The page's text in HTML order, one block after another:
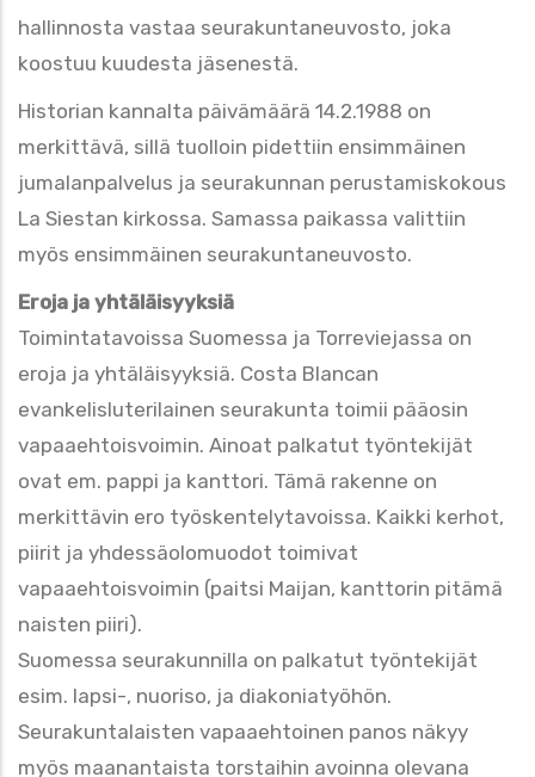
hallinnosta vastaa seurakuntaneuvosto, joka
koostuu kuudesta jäsenestä.
Historian kannalta päivämäärä 14.2.1988 on
merkittävä, sillä tuolloin pidettiin ensimmäinen
jumalanpalvelus ja seurakunnan perustamiskokous
La Siestan kirkossa. Samassa paikassa valittiin
myös ensimmäinen seurakuntaneuvosto.
Eroja ja yhtäläisyyksiä
Toimintatavoissa Suomessa ja Torreviejassa on
eroja ja yhtäläisyyksiä. Costa Blancan
evankelisluterilainen seurakunta toimii pääosin
vapaaehtoisvoimin. Ainoat palkatut työntekijät
ovat em. pappi ja kanttori. Tämä rakenne on
merkittävin ero työskentelytavoissa. Kaikki kerhot,
piirit ja yhdessäolomuodot toimivat
vapaaehtoisvoimin (paitsi Maijan, kanttorin pitämä
naisten piiri).
Suomessa seurakunnilla on palkatut työntekijät
esim. lapsi-, nuoriso, ja diakoniatyöhön.
Seurakuntalaisten vapaaehtoinen panos näkyy
myös maanantaista torstaihin avoinna olevana